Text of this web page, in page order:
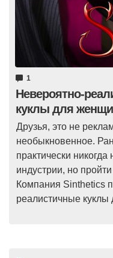
1
Невероятно-
куклы для
Друзья, это не
необыкновенное.
практически
индустрии, но
Компания Sinthetics
реалистичные